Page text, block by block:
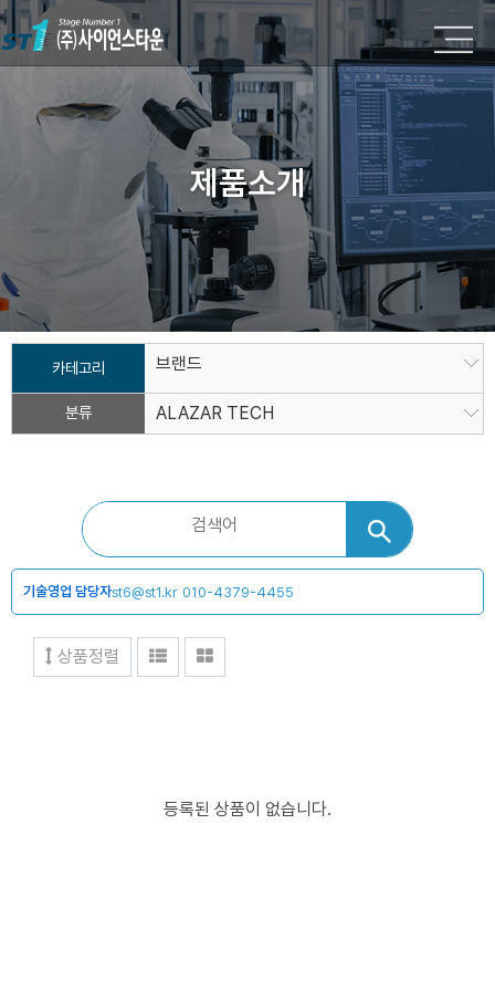
제품소개
카테고리 브랜드
분류 ALAZAR TECH
기술영업 담당자st6@st1.kr 010-4379-4455
상품정렬
등록된 상품이 없습니다.